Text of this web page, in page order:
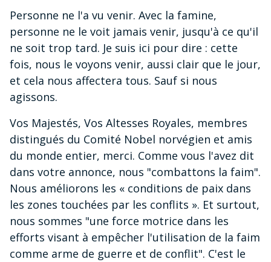
Personne ne l'a vu venir. Avec la famine,
personne ne le voit jamais venir, jusqu'à ce qu'il
ne soit trop tard. Je suis ici pour dire : cette
fois, nous le voyons venir, aussi clair que le jour,
et cela nous affectera tous. Sauf si nous
agissons.
Vos Majestés, Vos Altesses Royales, membres
distingués du Comité Nobel norvégien et amis
du monde entier, merci. Comme vous l'avez dit
dans votre annonce, nous "combattons la faim".
Nous améliorons les « conditions de paix dans
les zones touchées par les conflits ». Et surtout,
nous sommes "une force motrice dans les
efforts visant à empêcher l'utilisation de la faim
comme arme de guerre et de conflit". C'est le